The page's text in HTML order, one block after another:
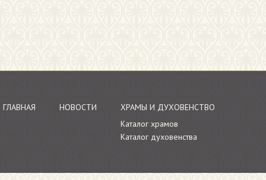
ГЛАВНАЯ НОВОСТИ
ХРАМЫ И ДУХОВЕНСТВО
Каталог храмов
Каталог духовенства